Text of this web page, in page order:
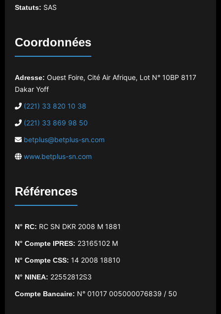
Statuts: SAS
Coordonnées
Adresse: Ouest Foire, Cité Air Afrique, Lot N° 10BP 8117
Dakar Yoff
(221) 33 820 10 38
(221) 33 869 98 50
betplus@betplus-sn.com
www.betplus-sn.com
Références
N° RC: RC SN DKR 2008 M 1881
N° Compte IPRES: 23165102 M
N° Compte CSS: 14 2008 18810
N° NINEA: 22552812S3
Compte Bancaire: N° 01017 005000076839 / 50